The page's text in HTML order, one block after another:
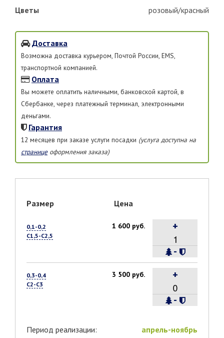
Цветы
розовый/красный
Доставка
Возможна доставка курьером, Почтой России, EMS,
транспортной компанией.
Оплата
Вы можете оплатить наличными, банковской картой, в
Сбербанке, через платежный терминал, электронными
деньгами.
Гарантия
12 месяцев при заказе услуги посадки (услуга доступна на
страницеоформления заказа)
Размер Цена
0,1-0,2
С1,5-С2,5
1 600 руб.
-
+
0,3-0,4
С2-С3
3 500 руб.
-
+
Период реализации: апрель-ноябрь